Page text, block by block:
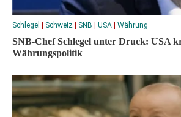
Schlegel | Schweiz | SNB | USA | Währung
SNB-Chef Schlegel unter Druck: USA
Währungspolitik